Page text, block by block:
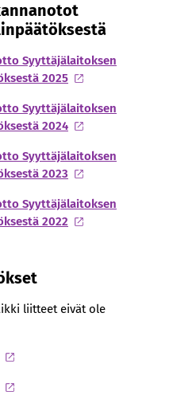
Syyttäjälaitoksen
2025
Syyttäjälaitoksen
2024
Syyttäjälaitoksen
2023
Syyttäjälaitoksen
2022
liitteet eivät ole